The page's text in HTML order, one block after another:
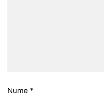
Nume *